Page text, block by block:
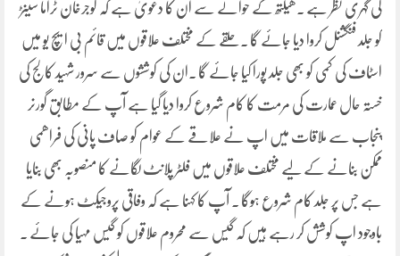
کی گہری نظر ہے ۔ھیلتھ کے حوالے سے ان کا دعویٰ ہے کہ گوجرخان ٹراما سینڑ
کو جلد فنگشنل کروا دیا جائے گا ۔حلقے کے مختلف علاقوں میں قائم بی ایچ یو میں
اسٹاف کی کمی کو بھی جلد پورا کیا جائے گا ۔ان کی کوششوں سے سرور شہید کالج کی
خستہ حال عمارت کی مرمت کا کام شروع کروا دیا گیا ہے آپ کے مطابق گورنر
پنجاب سے ملاقات میں اپ نے علاقے کے عوام کو صاف پانی کی فراھمی
ممکن بنانے کے لیے مختلف علاقوں میں فلٹر پلانٹ لگانے کا منصوبہ بھی بنایا
ہے جس پر جلد کام شروع ہوگا ۔ آپ کا کہنا ہے کہ وفاقی پروجیکٹ ہونے کے
باوجود اپ کوشش کر رہے ہیں کہ گیس سے محروم علاقوں کو گیس مہیا کی جائے ۔